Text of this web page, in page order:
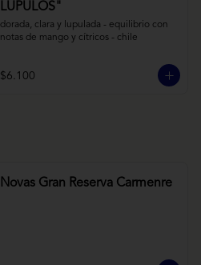
LUPULOS"
dorada, clara y lupulada - equilibrio con
notas de mango y cítricos - chile
$6.100
Novas Gran Reserva Carmenre